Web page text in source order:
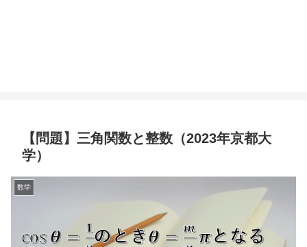
【問題】三角関数と整数（2023年京都大
学）
数学